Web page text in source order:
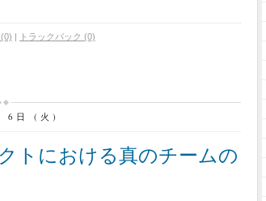
トラックバック (0)
6日 (火)
トにおける真のチームの